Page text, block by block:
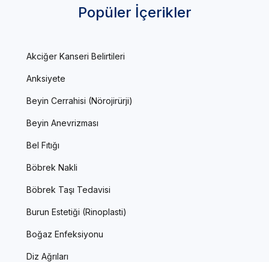
Popüler İçerikler
Akciğer Kanseri Belirtileri
Anksiyete
Beyin Cerrahisi (Nörojirürji)
Beyin Anevrizması
Bel Fıtığı
Böbrek Nakli
Böbrek Taşı Tedavisi
Burun Estetiği (Rinoplasti)
Boğaz Enfeksiyonu
Diz Ağrıları